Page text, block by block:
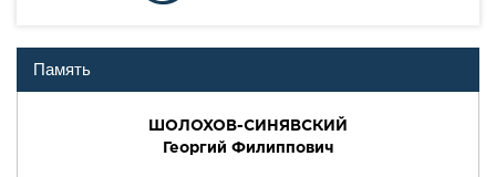
Память
ШОЛОХОВ-СИНЯВСКИЙ
Георгий Филиппович